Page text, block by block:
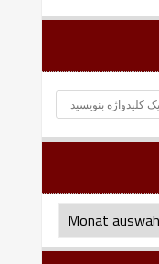
بایگانی
ماهانه